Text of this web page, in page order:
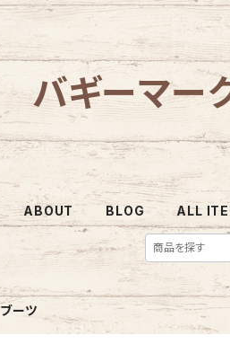
バギーマー
ABOUT BLOG ALL
ブーツ